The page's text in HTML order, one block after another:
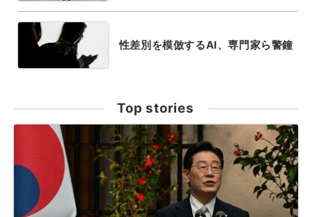
性差別を模倣するAI、専門家ら警鐘
Top stories